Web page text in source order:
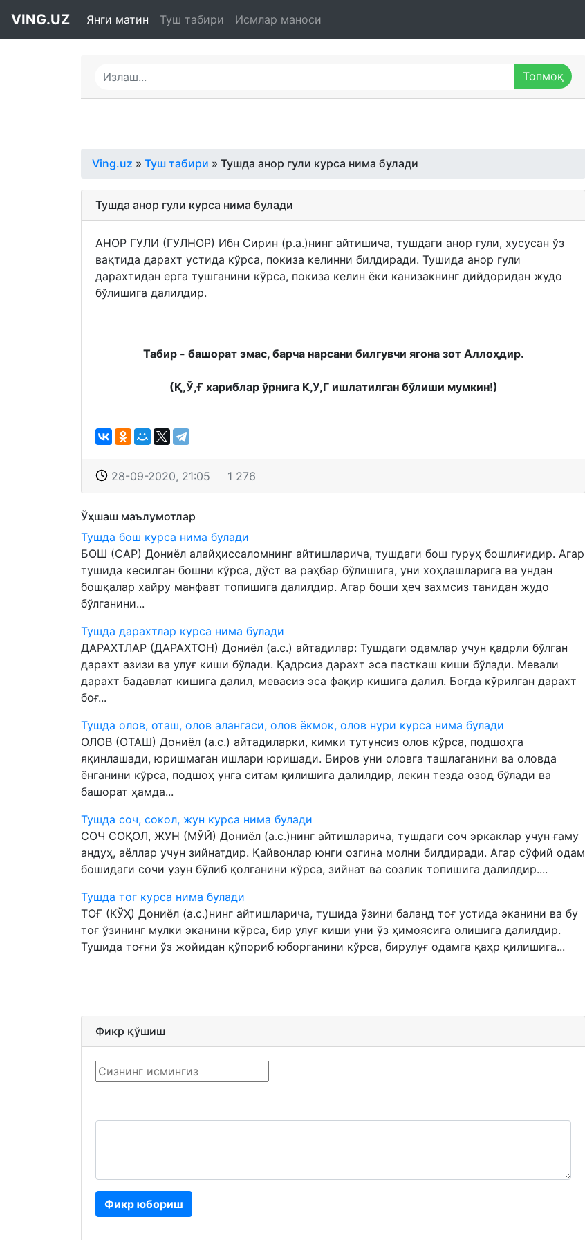
VING.UZ Янги матин Туш табири Исмлар маноси
Ving.uz » Туш табири » Тушда анор гули курса нима булади
Тушда анор гули курса нима булади
АНОР ГУЛИ (ГУЛНОР) Ибн Сирин (р.а.)нинг айтишича, тушдаги анор гули, хусусан ўз
вақтида дарахт устида кўрса, покиза келинни билдиради. Тушида анор гули
дарахтидан ерга тушганини кўрса, покиза келин ёки канизакнинг дийдоридан жудо
бўлишига далилдир.
Табир - башорат эмас, барча нарсани билгувчи ягона зот Аллоҳдир.
(Қ,Ў,Ғ хариблар ўрнига К,У,Г ишлатилган бўлиши мумкин!)
28-09-2020, 21:05 1 276
Ўҳшаш маълумотлар
Тушда бош курса нима булади
БОШ (САР) Дониёл алайҳиссаломнинг айтишларича, тушдаги бош гуруҳ бошлиғидир. Агар
тушида кесилган бошни кўрса, дўст ва раҳбар бўлишига, уни хоҳлашларига ва ундан
бошқалар хайру манфаат топишига далилдир. Агар боши ҳеч захмсиз танидан жудо
бўлганини...
Тушда дарахтлар курса нима булади
ДАРАХТЛАР (ДАРАХТОН) Дониёл (а.с.) айтадилар: Тушдаги одамлар учун қадрли бўлган
дарахт азизи ва улуғ киши бўлади. Қадрсиз дарахт эса пасткаш киши бўлади. Мевали
дарахт бадавлат кишига далил, мевасиз эса фақир кишига далил. Боғда кўрилган дарахт
боғ...
Тушда олов, оташ, олов алангаси, олов ёкмок, олов нури курса нима булади
ОЛОВ (ОТАШ) Дониёл (а.с.) айтадиларки, кимки тутунсиз олов кўрса, подшоҳга
яқинлашади, юришмаган ишлари юришади. Биров уни оловга ташлаганини ва оловда
ёнганини кўрса, подшоҳ унга ситам қилишига далилдир, лекин тезда озод бўлади ва
башорат ҳамда...
Тушда соч, сокол, жун курса нима булади
СОЧ СОҚОЛ, ЖУН (МЎЙ) Дониёл (а.с.)нинг айтишларича, тушдаги соч эркаклар учун ғаму
андуҳ, аёллар учун зийнатдир. Қайвонлар юнги озгина молни билдиради. Агар сўфий одам
бошидаги сочи узун бўлиб қолганини кўрса, зийнат ва созлик топишига далилдир....
Тушда тог курса нима булади
ТОҒ (КЎҲ) Дониёл (а.с.)нинг айтишларича, тушида ўзини баланд тоғ устида эканини ва бу
тоғ ўзининг мулки эканини кўрса, бир улуғ киши уни ўз ҳимоясига олишига далилдир.
Тушида тоғни ўз жойидан қўпориб юборганини кўрса, бирулуғ одамга қаҳр қилишига...
Фикр қўшиш
Фикр юбориш